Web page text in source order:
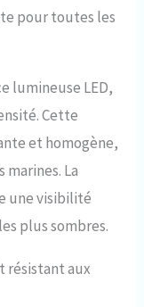
pour toutes les
lumineuse LED,
Cette
et homogène,
La
une visibilité
plus sombres.
résistant aux